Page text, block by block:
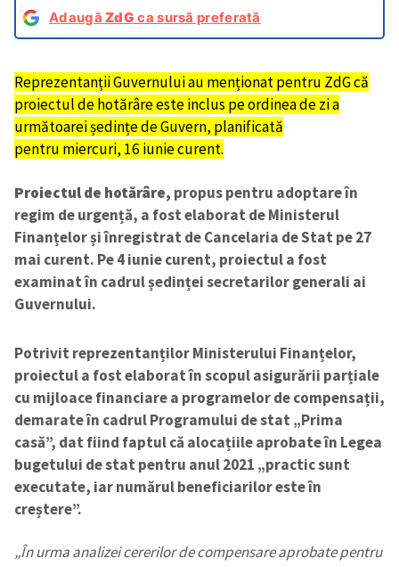
AdaugăZdG ca sursă preferată
Reprezentanții Guvernului au menționat pentru ZdG că
proiectul de hotărâre este inclus pe ordinea de zi a
următoarei ședințe de Guvern, planificată
pentru miercuri, 16 iunie curent.
Proiectul de hotărâre, propus pentru adoptareîn
regim de urgență, a fost elaborat de Ministerul
Finanțelor și înregistrat de Cancelaria de Stat pe 27
mai curent. Pe 4 iunie curent, proiectul a fost
examinat în cadrul ședinței secretarilor generali ai
Guvernului.
Potrivit reprezentanților Ministerului Finanțelor,
proiectul a fost elaborat în scopul asigurării parțiale
cu mijloace financiare a programelor de compensații,
demarate în cadrul Programului de stat „Prima
casă”, dat fiind faptul că alocațiile aprobate în Legea
bugetului de stat pentru anul 2021 „practic sunt
executate, iar numărul beneficiarilor este în
creștere”.
„În urma analizei cererilor de compensare aprobate pentru